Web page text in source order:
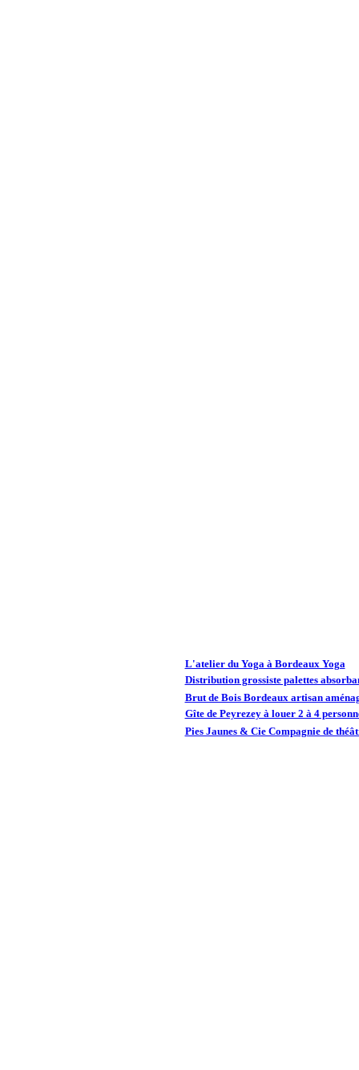
L'atelier du Yoga à Bordeaux Yoga
Distribution grossiste palettes
Brut de Bois Bordeaux artisan
Gîte de Peyrezey à louer 2 à 4
Pies Jaunes & Cie Compagnie de